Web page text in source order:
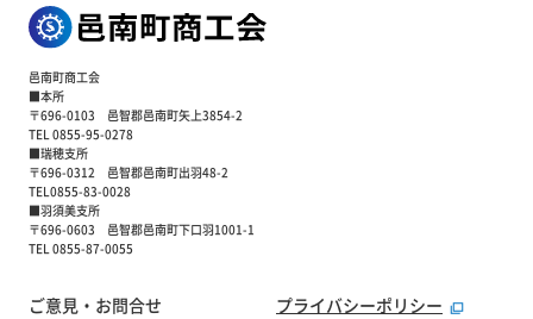
邑南町商工会
■本所
〒696-0103 邑智郡邑南町矢上3854-2
TEL 0855-95-0278
■瑞穂支所
〒696-0312 邑智郡邑南町出羽48-2
TEL0855-83-0028
■羽須美支所
〒696-0603 邑智郡邑南町下口羽1001-1
TEL 0855-87-0055
ご意見・お問合せ プライバシーポリシー